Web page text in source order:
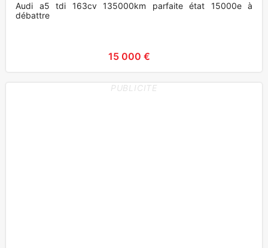
Audi a5 tdi 163cv 135000km parfaite état 15000e à
débattre
15 000 €
PUBLICITE